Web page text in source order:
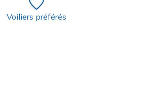
Voiliers préférés